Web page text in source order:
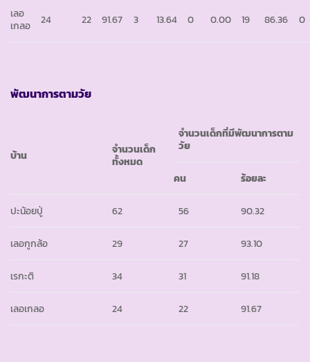
เลอ
เกลอ
24 22 91.67 3 13.64 0 0.00 19 86.36 0
พัฒนาการตามวัย
บ้าน
จำนวนเด็ก
ทั้งหมด
จำนวนเด็กที่มีพัฒนาการตาม
วัย
คน ร้อยละ
ปะน้อยปู่ 62 56 90.32
เลอกูกล้อ 29 27 93.10
เรกะติ 34 31 91.18
เลอเกลอ 24 22 91.67